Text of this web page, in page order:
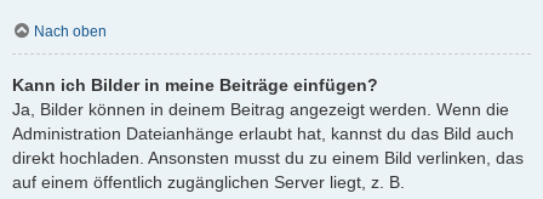
Nach oben
Kann ich Bilder in meine Beiträge einfügen?
Ja, Bilder können in deinem Beitrag angezeigt werden. Wenn die
Administration Dateianhänge erlaubt hat, kannst du das Bild auch
direkt hochladen. Ansonsten musst du zu einem Bild verlinken, das
auf einem öffentlich zugänglichen Server liegt, z. B.